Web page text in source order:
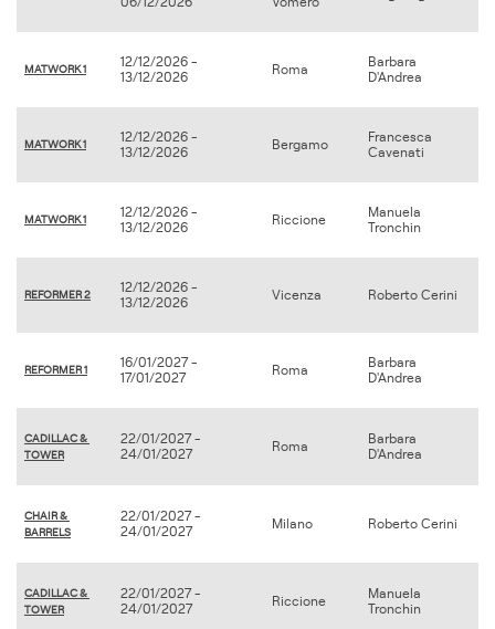
MATWORK 1
12/12/2026 -
13/12/2026
Roma
Barbara
D'Andrea
MATWORK 1
12/12/2026 -
13/12/2026
Bergamo
Francesca
Cavenati
MATWORK 1
12/12/2026 -
13/12/2026
Riccione
Manuela
Tronchin
REFORMER 2
12/12/2026 -
13/12/2026
Vicenza Roberto Cerini
REFORMER 1
16/01/2027 -
17/01/2027
Roma
Barbara
D'Andrea
CADILLAC &
TOWER
22/01/2027 -
24/01/2027
Roma
Barbara
D'Andrea
CHAIR &
BARRELS
22/01/2027 -
24/01/2027
Milano Roberto Cerini
CADILLAC &
TOWER
22/01/2027 -
24/01/2027
Riccione
Manuela
Tronchin